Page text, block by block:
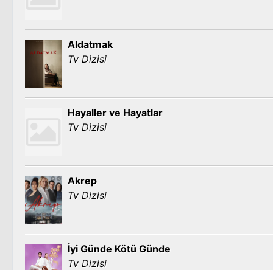
Aldatmak
Tv Dizisi
Hayaller ve Hayatlar
Tv Dizisi
Akrep
Tv Dizisi
İyi Günde Kötü Günde
Tv Dizisi